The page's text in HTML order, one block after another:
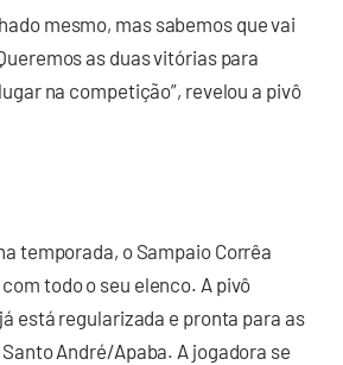
mesmo, mas sabemos que vai
as duas vitórias para
na competição”, revelou a pivô
temporada, o Sampaio Corrêa
todo o seu elenco. A pivô
está regularizada e pronta para as
André/Apaba. A jogadora se